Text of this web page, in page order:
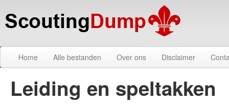
Home Alle bestanden Over ons Disclaimer
Leiding en speltakken